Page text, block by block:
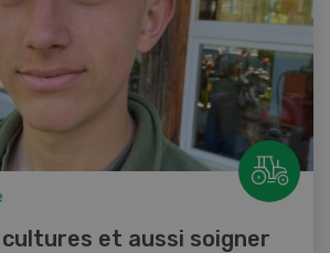
cultures et aussi soigner